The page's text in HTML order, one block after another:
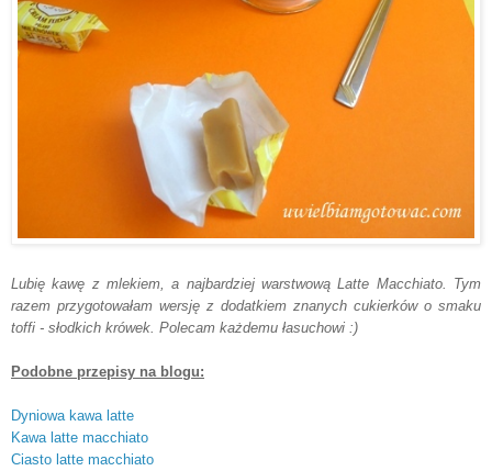
Lubiękawę z mlekiem, a najbardziej warstwową Latte Macchiato. Tym
razem przygotowałam wersję z dodatkiem znanych cukierków o smaku
toffi - słodkich krówek. Polecam każdemu łasuchowi :)
Podobne przepisy na b logu:
Dyniowa kawa latte
Kawa latte macchiato
Ciasto latte macchiato